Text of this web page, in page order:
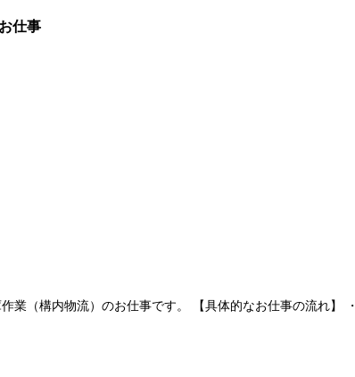
仕事
業（構内物流）のお仕事です。 【具体的なお仕事の流れ】